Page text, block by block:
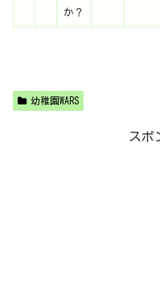
か？
幼稚園WARS
スポ